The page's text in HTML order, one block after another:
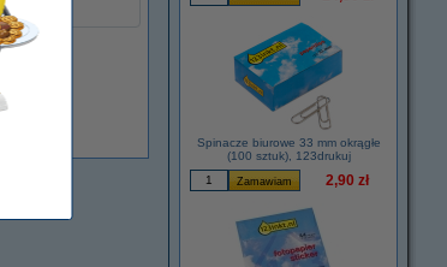
Spinacze biurowe 33 mm okrągłe
(100 sztuk), 123drukuj
2,90 zł